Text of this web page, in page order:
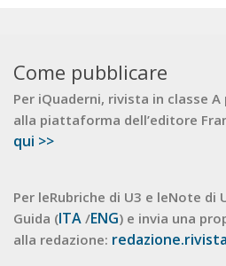
Come pubblicare
Per iQuaderni, rivista in classe A
alla piattaforma dell’editore
qui >>
Per leRubriche di U3 e leNote di
Guida (ITA /ENG) e invia una
alla redazione: